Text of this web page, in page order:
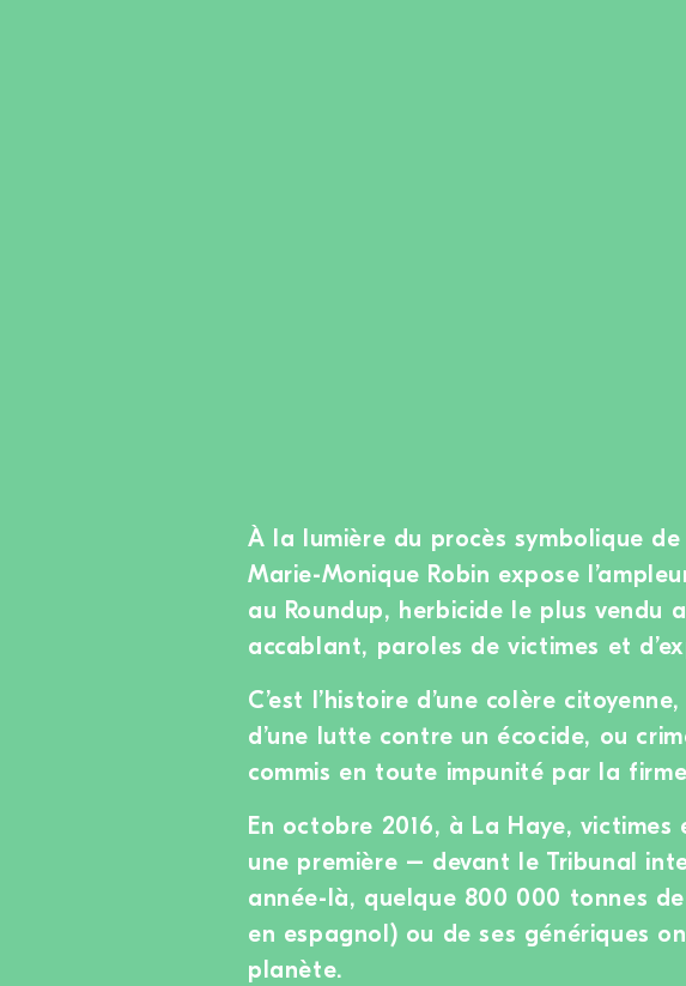
À la lumière du procès symbolique
Marie-Monique Robin expose
au Roundup, herbicide le plus vendu
accablant, paroles de victimes et
C’est l’histoire d’une colère
d’une lutte contre un écocide, ou
commis en toute impunité par la
En octobre 2016, à La Haye,
une première – devant le Tribunal
année-là, quelque 800 000 tonnes
en espagnol) ou de ses génériques
planète.